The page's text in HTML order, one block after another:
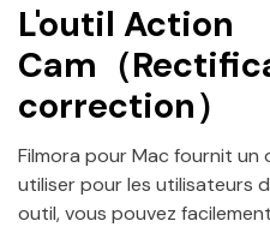
L'outil Action
Cam（
correction）
Filmora pour Mac fournit un
utiliser pour les utilisateurs
outil, vous pouvez